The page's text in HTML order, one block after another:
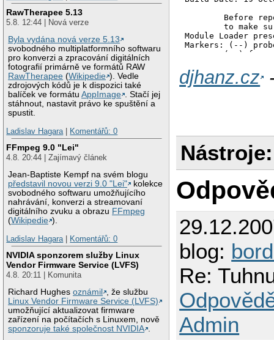
RawTherapee 5.13
5.8. 12:44 | Nová verze
Byla vydána nová verze 5.13
svobodného multiplatformního softwaru
pro konverzi a zpracování digitálních
fotografií primárně ve formátů RAW
RawTherapee (Wikipedie ). Vedle
zdrojových kódů je k dispozici také
balíček ve formátuAppImage . Stačí jej
stáhnout, nastavit právo ke spuštění a
spustit.
Ladislav Hagara| Komentářů: 0
FFmpeg 9.0 "Lei"
4.8. 20:44 | Zajímavý článek
Jean-Baptiste Kempf na svém blogu
představil novou verzi 9.0 "Lei"
kolekce
svobodného softwaru umožňujícího
nahrávání, konverzi a streamovaní
digitálního zvuku a obrazu FFmpeg
(Wikipedie ).
Ladislav Hagara| Komentářů: 0
NVIDIA sponzorem služby Linux
Vendor Firmware Service (LVFS)
4.8. 20:11 | Komunita
Richard Hughesoznámil
, že službu
Linux Vendor Firmware Service (LVFS)
umožňující aktualizovat firmware
zařízení na počítačích s Linuxem, nově
sponzoruje také společnost NVIDIA .
FontPath     "/
FontPath     "/
FontPath     "/
FontPath     "/
FontPath     "/
FontPath     "/
FontPath     "/
FontPath     "/
FontPath     "/
InputDevices "/
EndSection
Section
Option
Option
EndSection
Section "Module"
Load
Load
Load
Load
Load
Load
Section
Driver
Identifier
Option
djhanz.cz
Nástroje:
blog:
Re:
Admin